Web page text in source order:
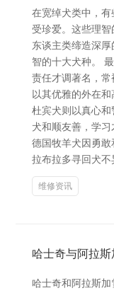
在宽绰犬类中，
受珍爱。这些理
东谈主类缔造深
智的十大犬种。
责任才调著名，
以其优雅的外在和
杜宾犬则以真心
犬和顺友善，学习
德国牧羊犬因勇敢
拉布拉多寻回犬
维修资讯
哈士奇与阿拉斯
哈士奇和阿拉斯